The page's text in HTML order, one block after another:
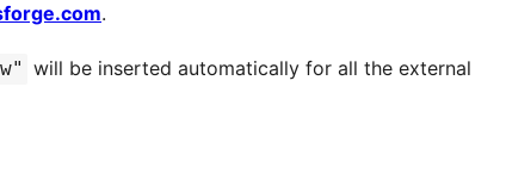
.
will be inserted automatically for all the external